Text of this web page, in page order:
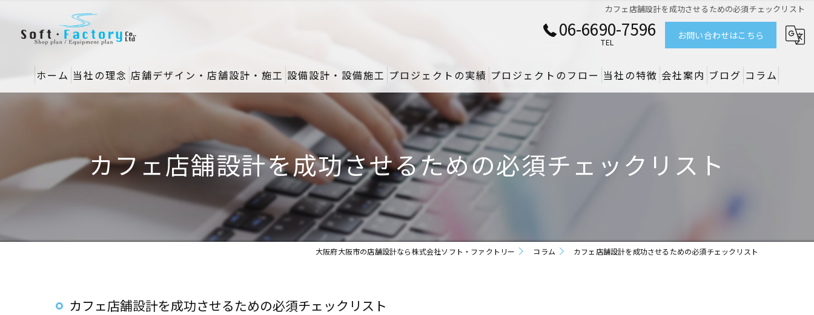
カフェ店舗設計を成功させるための必須チェックリスト
06-6690-7596
TEL
お問い合わせはこちら
ホーム 当社の理念 店舗デザイン・店舗設計・施工 設備設計・設備施工 プロジェクトの実績 プロジェクトのフロー 当社の特徴
設備
会社案内 ブログ コラム
カフェ店舗設計を成功させるための必須チェックリスト
大阪府大阪市の店舗設計なら株式会社ソフト・ファクトリー コラム カフェ店舗設計を成功させるための必須チェックリスト
カフェ店舗設計を成功させるための必須チェックリスト